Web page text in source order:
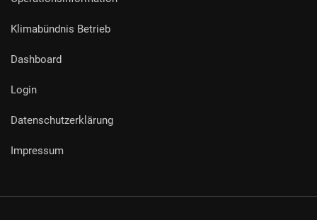
Klimabündnis Betrieb
Dashboard
Login
Datenschutzerklärung
Impressum